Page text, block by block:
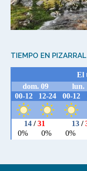
TIEMPO EN PIZARRAL